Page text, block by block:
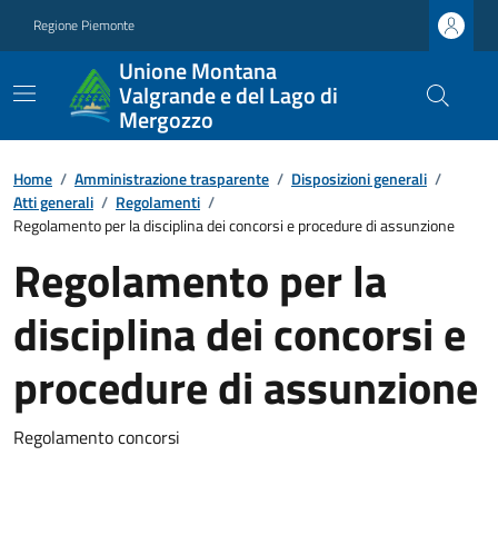
Regione Piemonte
Unione Montana
Valgrande e del Lago di
Mergozzo
Home / Amministrazione trasparente / Disposizioni generali /
Atti generali / Regolamenti /
Regolamento per la disciplina dei concorsi e procedure di assunzione
Regolamento per la
disciplina dei concorsi e
procedure di assunzione
Regolamento concorsi